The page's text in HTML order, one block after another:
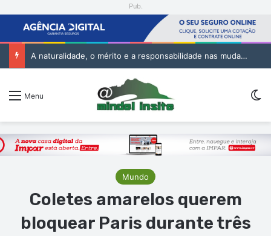
Pub.
A naturalidade, o mérito e a responsabilidade nas mudanças na Administração Pública
Menu
Mundo
Coletes amarelos querem
bloquear Paris durante três